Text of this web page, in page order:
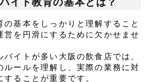
の基本をしっかりと理解すること
営を円滑にするために欠かせませ
バイトが多い大阪の飲食店では、
ルールを理解し、実際の業務に対
することが重要です。